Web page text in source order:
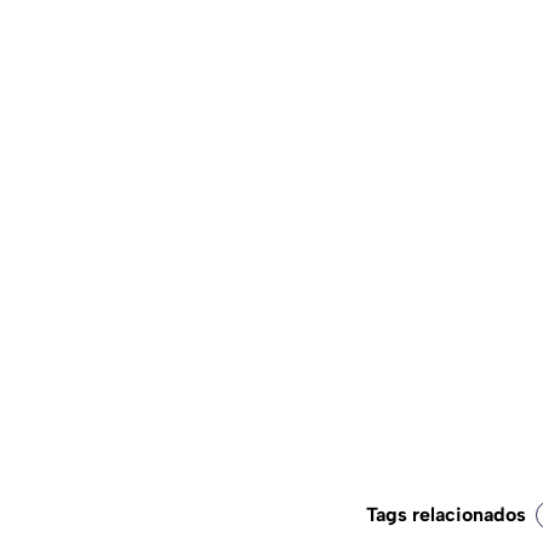
Tags relacionados